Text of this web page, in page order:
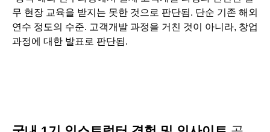
무 현장 교육을 받지는 못한 것으로 판단됨. 단순 기존 해외
연수 정도의 수준. 고객개발 과정을 거친 것이 아니라, 창업
과정에 대한 발표로 판단됨.